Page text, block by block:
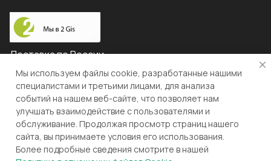
Доставка по России
© 2026 "ЛЕВША"
Конфиденциальность
Оферта
Разработка и поддержка gianit.ru
Мы используем файлы cookie, разработанные нашими
специалистами и третьими лицами, для анализа
событий на нашем веб-сайте, что позволяет нам
улучшать взаимодействие с пользователями и
обслуживание. Продолжая просмотр страниц нашего
сайта, вы принимаете условия его использования.
Более подробные сведения смотрите в нашей